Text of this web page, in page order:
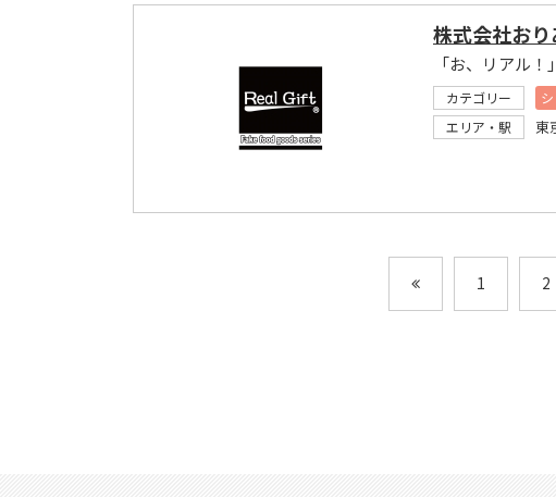
株式会社おり
カテゴリー
エリア・駅
東
1 2